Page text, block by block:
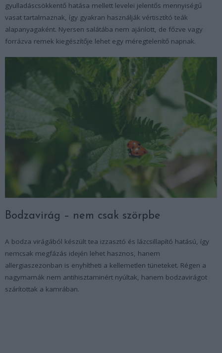
gyulladáscsökkentő hatása mellett levelei jelentős mennyiségű
vasat tartalmaznak, így gyakran használják vértisztító teák
alapanyagaként. Nyersen salátába nem ajánlott, de főzve vagy
forrázva remek kiegészítője lehet egy méregtelenítő napnak.
Bodzavirág – nem csak szörpbe
A bodza virágából készült tea izzasztó és lázcsillapító hatású, így
nemcsak megfázás idején lehet hasznos, hanem
allergiaszezonban is enyhítheti a kellemetlen tüneteket. Régen a
nagymamák nem antihisztaminért nyúltak, hanem bodzavirágot
szárítottak a kamrában.